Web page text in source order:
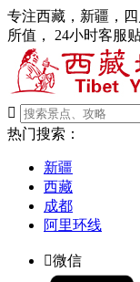
专注西藏，新疆，
所值， 24小时客服

热门搜索：
新疆
西藏
成都
阿里环线
微信